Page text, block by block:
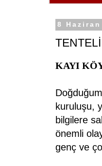
8 Haziran
KAYI
kuruluşu,
bilgilere
önemli
genç ve